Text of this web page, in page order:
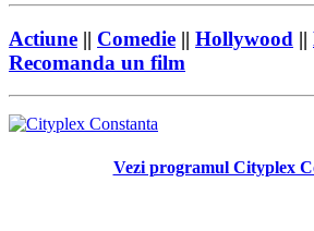
Actiune || Comedie || Hollywood ||
Recomanda un film
Vezi programul Cityplex